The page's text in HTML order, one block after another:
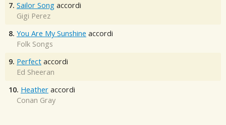
7. Sailor Song accordi
Gigi Perez
8. You Are My Sunshine accordi
Folk Songs
9. Perfect accordi
Ed Sheeran
10. Heather accordi
Conan Gray